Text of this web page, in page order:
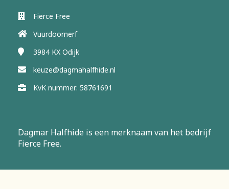
Fierce Free
Vuurdoornerf
3984 KX Odijk
keuze@dagmahalfhide.nl
KvK nummer: 58761691
Dagmar Halfhide is een merknaam van het bedrijf
Fierce Free.